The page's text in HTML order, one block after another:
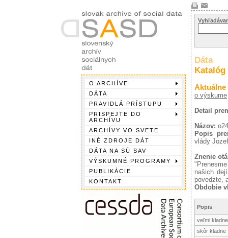
O ARCHÍVE
DÁTA
PRAVIDLÁ PRÍSTUPU
PRISPEJTE DO
ARCHÍVU
ARCHÍVY VO SVETE
INÉ ZDROJE DÁT
DÁTA NA SÚ SAV
VÝSKUMNÉ PROGRAMY
PUBLIKÁCIE
KONTAKT
Dáta
Katalóg
Aktuálne
o výskume
Detail
Názov:
Popis
vlády
Znenie
našich
povedzte,
Obdobie
Popis
veľmi kladne
skôr kladne